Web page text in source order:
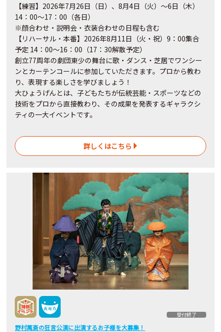
【練習】2026年7月26日（日）、8月4日（火）～6日（木）
14：00～17：00（各日）
※顔合わせ・説明会・衣装合わせの日程も含む
【リハーサル・本番】2026年8月11日（火・祝）9：00集合
予定 14：00～16：00（17：30解散予定）
創立77周年の劇団東少の舞台に歌・ダンス・芝居でワンシー
ンとカーテンコールに参加していただきます。プロから教わ
り、表現する楽しさを学びましょう！
大ひょうげんとは、子どもたちが伝統芸能・スポーツなどの
技術をプロから直接教わり、その成果を発表するギャラクシ
ティの一大イベントです。
詳しくはこちら
受付終了
野村萬斎の狂言公演に出演するお子様を大募集！